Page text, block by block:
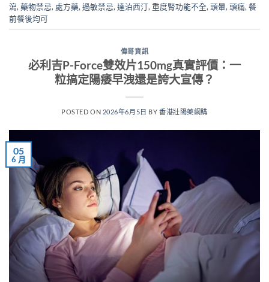
瀉, 藥物禁忌, 處方藥, 過敏禁忌, 達泊西汀, 重度腎功能不全, 頭暈, 頭痛, 餐
前餐後均可
偉哥資訊
必利吉P-Force雙效片150mg真實評價：一
粒搞定陽痿早洩還是誇大宣傳？
POSTED ON 2026年6月5日 BY 香港壯陽藥網購
05
6 月